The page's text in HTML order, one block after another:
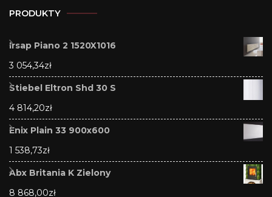
PRODUKTY
Irsap Piano 2 1520X1016
3 054,34zł
Stiebel Eltron Shd 30 S
4 814,20zł
Enix Plain 33 900x600
1 538,73zł
Abx Britania K Zielony
8 868,00zł